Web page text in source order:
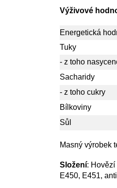
Výživové
Energetická
Tuky
- z toho
Sacharidy
- z toho cukry
Bílkoviny
Sůl
Masný výrobek
Složení:
E450, E451,